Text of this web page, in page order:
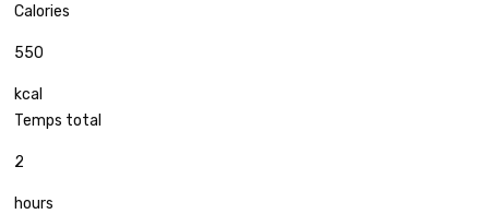
Calories
550
kcal
Temps total
2
hours